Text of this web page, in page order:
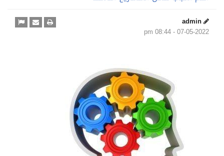
admin
07-05-2022 - 08:44 pm